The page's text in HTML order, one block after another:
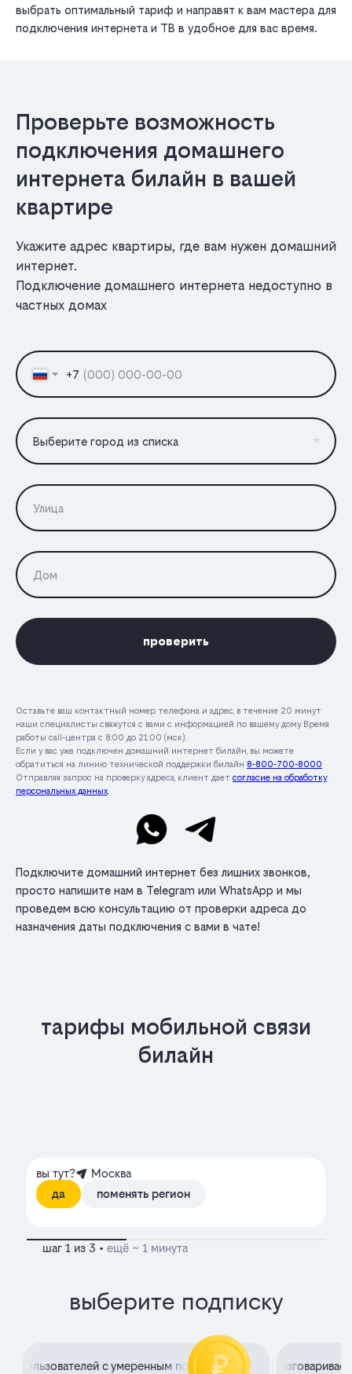
выбрать оптимальный тариф и направят к вам мастера для
подключения интернета и ТВ в удобное для вас время.
Проверьте возможность
подключения домашнего
интернета билайн в вашей
квартире
Укажите адрес квартиры, где вам нужен домашний
интернет.
Подключение домашнего интернета недоступно в
частных домах
+7
проверить
Оставьте ваш контактный номер телефона и адрес, в течение 20 минут
наши специалисты свяжутся с вами с информацией по вашему дому. Время
работы call-центра с 8:00 до 21:00 (мск).
Если у вас уже подключен домашний интернет билайн, вы можете
обратиться на линию технической поддержки билайн 8-800-700-8000
Отправляя запрос на проверку адреса, клиент дает согласие на обработку
персональных данных.
Подключите домашний интернет без лишних звонков,
просто напишите нам в Telegram или WhatsApp и мы
проведем всю консультацию от проверки адреса до
назначения даты подключения с вами в чате!
тарифы мобильной связи
билайн